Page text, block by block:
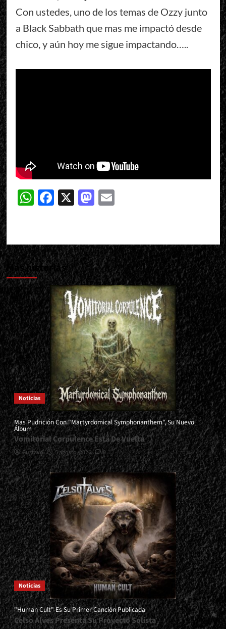
Con ustedes, uno de los temas de Ozzy junto
a Black Sabbath que mas me impactó desde
chico, y aún hoy me sigue impactando…..
WhatsApp
Facebook
X Mastodon
Email
Más historias
Noticias
Mas Pudrición Con "Martyrdomical Symphonanthem", Su Nuevo
Álbum
Vomitorial Corpulence Está De Vuelta
Gustavo 5 agosto, 2026 0
Noticias
"Human Cult" Es Su Primer Canción Publicada
Celso Alves Presenta Su Proyecto Solista